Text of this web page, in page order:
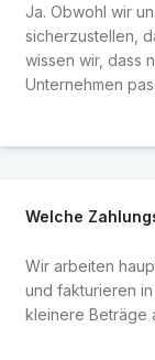
Ja. Obwohl wir
sicherzustellen,
wissen wir, dass
Unternehmen
Welche
Wir arbeiten
und fakturieren in
kleinere Beträge